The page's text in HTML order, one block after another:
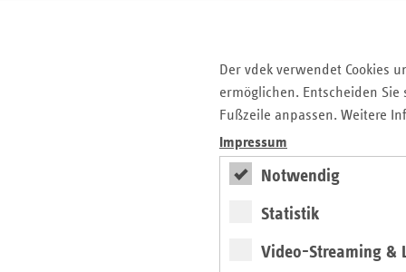
Der vdek verwendet Cookies
ermöglichen. Entscheiden
Fußzeile anpassen. Weitere
Impressum
Notwendig
Statistik
Video-Streaming &
weiter
Neue Ausgabe erschienen
Schwerpunkt: Pflegereform
2026/27